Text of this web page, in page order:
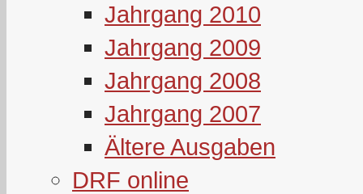
Jahrgang 2010
Jahrgang 2009
Jahrgang 2008
Jahrgang 2007
Ältere Ausgaben
DRF online